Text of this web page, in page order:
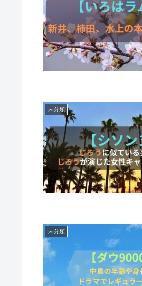
未分類
未分類